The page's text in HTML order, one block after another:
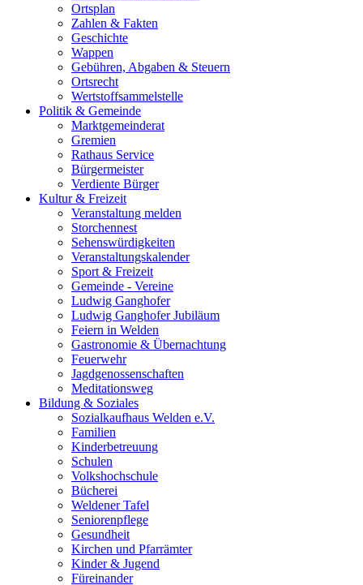
Ortsplan
Zahlen & Fakten
Geschichte
Wappen
Gebühren, Abgaben & Steuern
Ortsrecht
Wertstoffsammelstelle
Politik & Gemeinde
Marktgemeinderat
Gremien
Rathaus Service
Bürgermeister
Verdiente Bürger
Kultur & Freizeit
Veranstaltung melden
Storchennest
Sehenswürdigkeiten
Veranstaltungskalender
Sport & Freizeit
Gemeinde - Vereine
Ludwig Ganghofer
Ludwig Ganghofer Jubiläum
Feiern in Welden
Gastronomie & Übernachtung
Feuerwehr
Jagdgenossenschaften
Meditationsweg
Bildung & Soziales
Sozialkaufhaus Welden e.V.
Familien
Kinderbetreuung
Schulen
Volkshochschule
Bücherei
Weldener Tafel
Seniorenpflege
Gesundheit
Kirchen und Pfarrämter
Kinder & Jugend
Füreinander